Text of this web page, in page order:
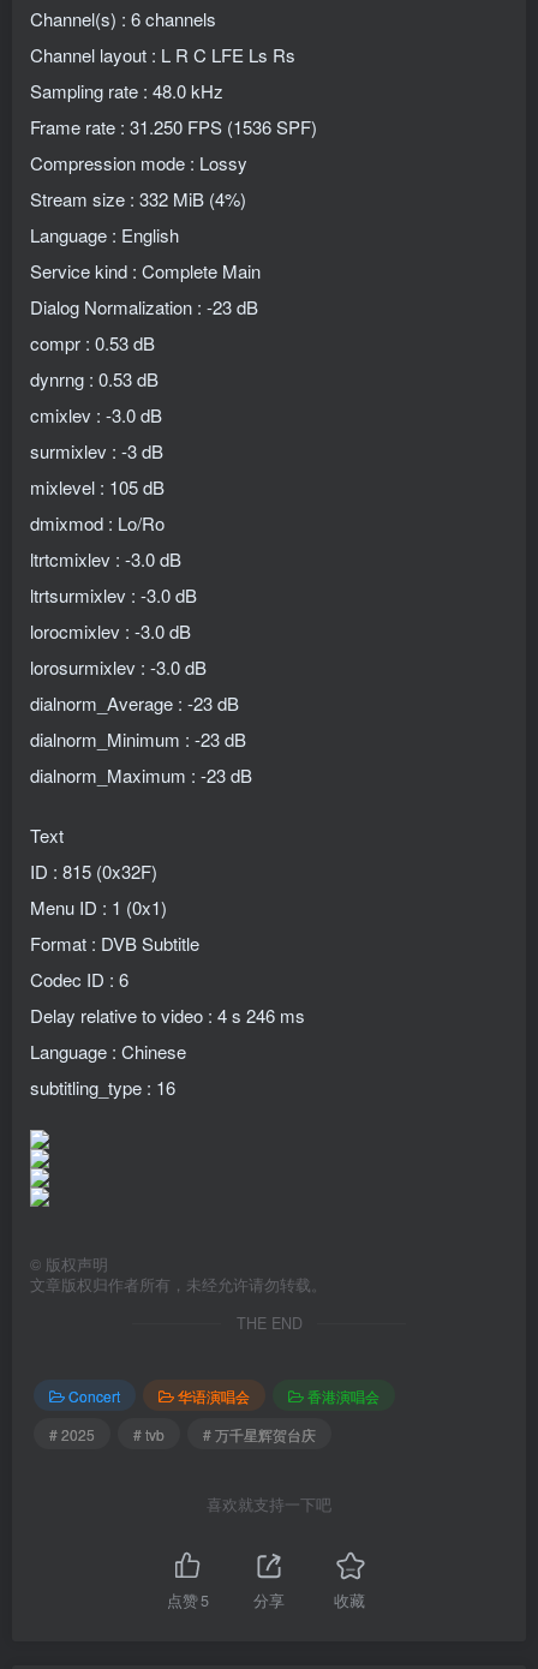
Channel(s) : 6 channels
Channel layout : L R C LFE Ls Rs
Sampling rate : 48.0 kHz
Frame rate : 31.250 FPS (1536 SPF)
Compression mode : Lossy
Stream size : 332 MiB (4%)
Language : English
Service kind : Complete Main
Dialog Normalization : -23 dB
compr : 0.53 dB
dynrng : 0.53 dB
cmixlev : -3.0 dB
surmixlev : -3 dB
mixlevel : 105 dB
dmixmod : Lo/Ro
ltrtcmixlev : -3.0 dB
ltrtsurmixlev : -3.0 dB
lorocmixlev : -3.0 dB
lorosurmixlev : -3.0 dB
dialnorm_Average : -23 dB
dialnorm_Minimum : -23 dB
dialnorm_Maximum : -23 dB
Text
ID : 815 (0x32F)
Menu ID : 1 (0x1)
Format : DVB Subtitle
Codec ID : 6
Delay relative to video : 4 s 246 ms
Language : Chinese
subtitling_type : 16
© 版权声明
文章版权归作者所有，未经允许请勿转载。
THE END
Concert 华语演唱会
香港演唱会
# 2025
# tvb # 万千星辉贺台庆
喜欢就支持一下吧
点赞5 分享 收藏